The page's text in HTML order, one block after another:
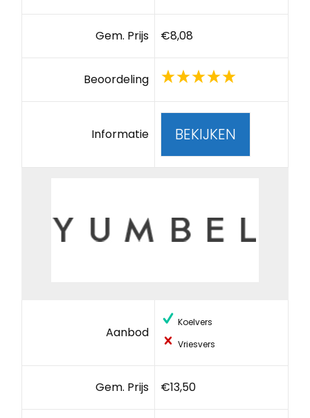
Gem. Prijs €8,08
Beoordeling
Informatie BEKIJKEN
Aanbod
Koelvers
Vriesvers
Gem. Prijs €13,50